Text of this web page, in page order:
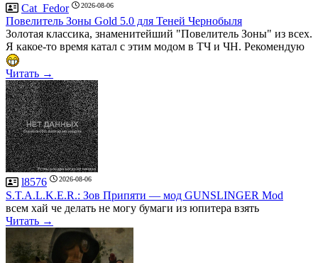
Cat_Fedor 2026-08-06
Повелитель Зоны Gold 5.0 для Теней Чернобыля
Золотая классика, знаменитейший "Повелитель Зоны" из всех.
Я какое-то время катал с этим модом в ТЧ и ЧН. Рекомендую
Читать →
l8576 2026-08-06
S.T.A.L.K.E.R.: Зов Припяти — мод GUNSLINGER Mod
всем хай че делать не могу бумаги из юпитера взять
Читать →